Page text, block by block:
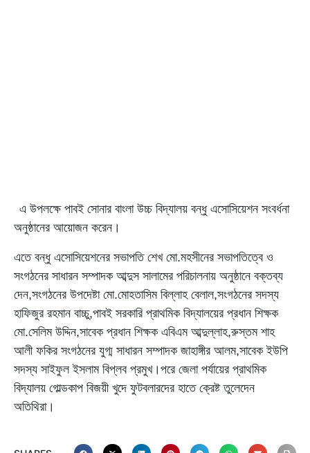
এ উপলক্ষে পাবই সোনার বাংলা উচ্চ বিদ্যালয় বন্ধু এসোসিয়েশন সংবর্ধনা
অনুষ্ঠানের আয়োজন করেন।
এতে বন্ধু এসোসিয়েশনের সভাপতি শেখ মো.মহসীনের সভাপতিত্বে ও
সংগঠনের সাধারন সম্পাদক আব্দুস সালামের পরিচালনায় অনুষ্ঠানে বক্তব্য
দেন,সংগঠনের উপদেষ্টা মো.মোহতাসিম বিল্লাহ বেলাল,সংগঠনের সদস্য
হাফিজুর রহমান বাচ্চু,পাবই সরকারি প্রাথমিক বিদ্যালয়ের প্রধান শিক্ষক
মো.সেলিম উদ্দিন,সাবেক প্রধান শিক্ষক এবিএম আব্দুল্লাহ,রুস্তম শাহ
আলী ফকির সংগঠনের যুগ্ম সাধারন সম্পাদক জাহাঙ্গীর আলম,সাবেক ইউপি
সদস্য সাইফুল ইসলাম বিপ্লব প্রমুখ।পরে জেলা পর্যায়ের প্রাথমিক
বিদ্যালয় গোল্ডকাপ বিজয়ী খুদে ফুটবলারদের হাতে ক্রেষ্ট তুলেদেন
অতিথিরা।